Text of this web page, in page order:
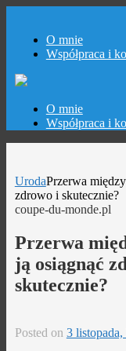
O mnie
Współpraca i
Skip
O mnie
Współpraca i
UrodaPrzerwa
zdrowo i skutecznie?
coupe-du-monde.pl
Przerwa
ją osiągnąć
skutecznie?
Posted on 3 listopada,